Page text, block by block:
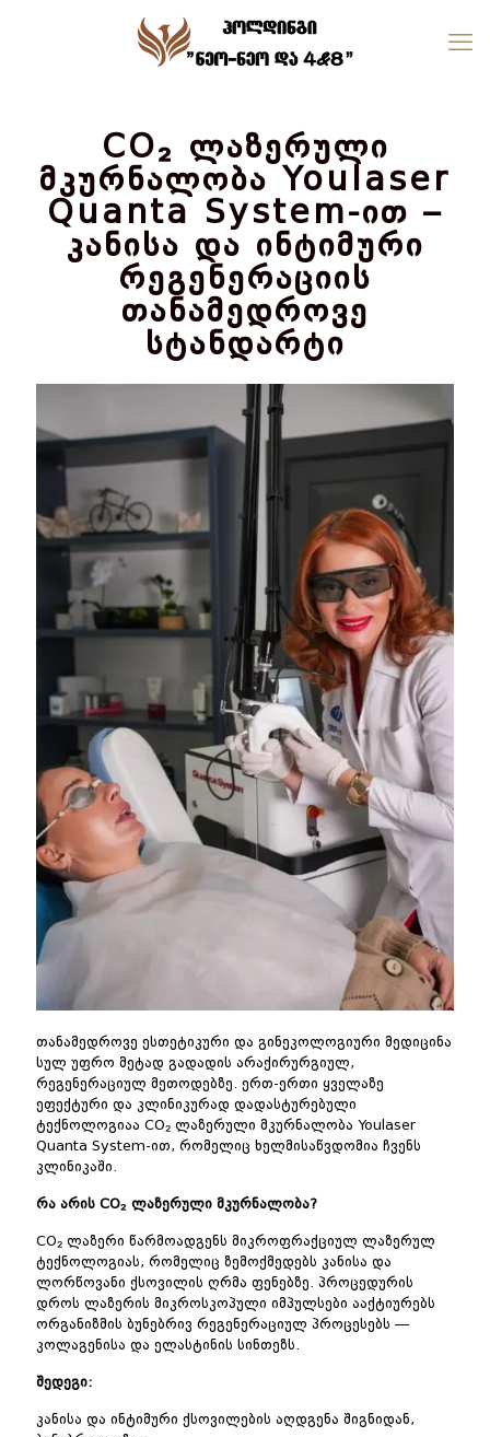
CO₂ ლაზერული
მკურნალობა Youlaser
Quanta System-ით –
კანისა და ინტიმური
რეგენერაციის
თანამედროვე
სტანდარტი
თანამედროვე ესთეტიკური და გინეკოლოგიური მედიცინა
სულ უფრო მეტად გადადის არაქირურგიულ,
რეგენერაციულ მეთოდებზე. ერთ-ერთი ყველაზე
ეფექტური და კლინიკურად დადასტურებული
ტექნოლოგიაა CO₂ ლაზერული მკურნალობა Youlaser
Quanta System-ით, რომელიც ხელმისაწვდომია ჩვენს
კლინიკაში.
რა არის CO₂ ლაზერული მკურნალობა?
CO₂ ლაზერი წარმოადგენს მიკროფრაქციულ ლაზერულ
ტექნოლოგიას, რომელიც ზემოქმედებს კანისა და
ლორწოვანი ქსოვილის ღრმა ფენებზე. პროცედურის
დროს ლაზერის მიკროსკოპული იმპულსები ააქტიურებს
ორგანიზმის ბუნებრივ რეგენერაციულ პროცესებს —
კოლაგენისა და ელასტინის სინთეზს.
შედეგი:
კანისა და ინტიმური ქსოვილების აღდგენა შიგნიდან,